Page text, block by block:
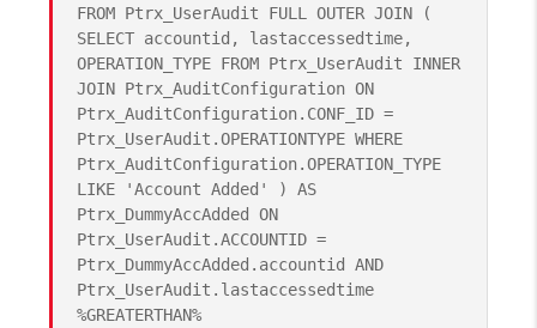
FROM Ptrx_UserAudit FULL OUTER JOIN (
SELECT accountid, lastaccessedtime,
OPERATION_TYPE FROM Ptrx_UserAudit INNER
JOIN Ptrx_AuditConfiguration ON
Ptrx_AuditConfiguration.CONF_ID =
Ptrx_UserAudit.OPERATIONTYPE WHERE
Ptrx_AuditConfiguration.OPERATION_TYPE
LIKE 'Account Added' ) AS
Ptrx_DummyAccAdded ON
Ptrx_UserAudit.ACCOUNTID =
Ptrx_DummyAccAdded.accountid AND
Ptrx_UserAudit.lastaccessedtime
%GREATERTHAN%